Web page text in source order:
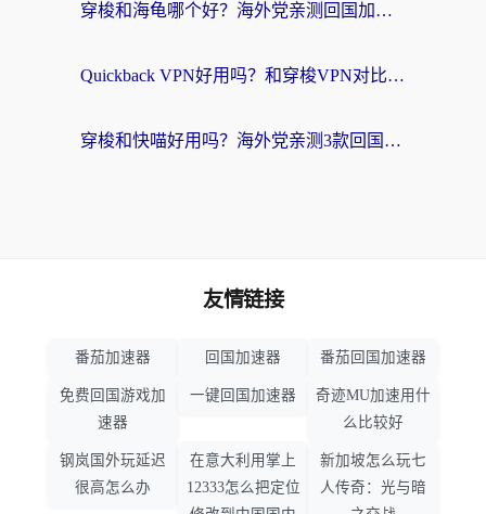
穿梭和海龟哪个好？海外党亲测回国加速器，附电脑免费VPN推荐
Quickback VPN好用吗？和穿梭VPN对比哪个回国效果更好？海外党必看的真实测评与选择指南
穿梭和快喵好用吗？海外党亲测3款回国加速器，附日本回国VPN避坑指南
友情链接
番茄加速器 回国加速器 番茄回国加速器
免费回国游戏加
速器
一键回国加速器
奇迹MU加速用什
么比较好
钢岚国外玩延迟
很高怎么办
在意大利用掌上
12333怎么把定位
新加坡怎么玩七
人传奇：光与暗